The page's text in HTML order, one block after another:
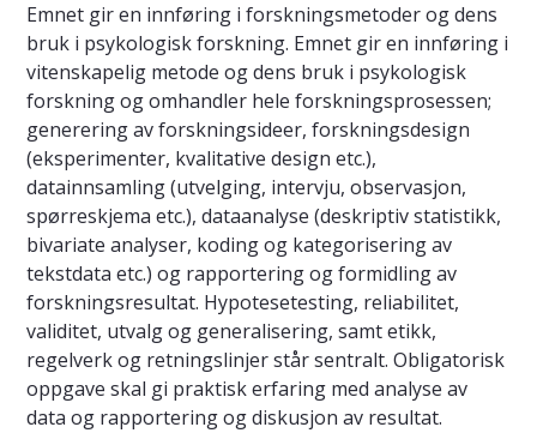
Emnet gir en innføring i forskningsmetoder og dens
bruk i psykologisk forskning. Emnet gir en innføring i
vitenskapelig metode og dens bruk i psykologisk
forskning og omhandler hele forskningsprosessen;
generering av forskningsideer, forskningsdesign
(eksperimenter, kvalitative design etc.),
datainnsamling (utvelging, intervju, observasjon,
spørreskjema etc.), dataanalyse (deskriptiv statistikk,
bivariate analyser, koding og kategorisering av
tekstdata etc.) og rapportering og formidling av
forskningsresultat. Hypotesetesting, reliabilitet,
validitet, utvalg og generalisering, samt etikk,
regelverk og retningslinjer står sentralt. Obligatorisk
oppgave skal gi praktisk erfaring med analyse av
data og rapportering og diskusjon av resultat.